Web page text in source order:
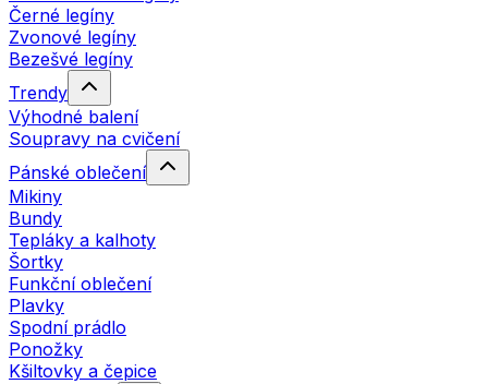
Černé legíny
Zvonové legíny
Bezešvé legíny
Trendy
Výhodné balení
Soupravy na cvičení
Pánské oblečení
Mikiny
Bundy
Tepláky a kalhoty
Šortky
Funkční oblečení
Plavky
Spodní prádlo
Ponožky
Kšiltovky a čepice